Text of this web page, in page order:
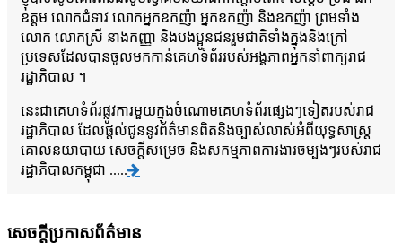
ឧត្តម លោកជំទាវ លោកអ្នកឧកញ៉ា អ្នកឧកញ៉ា និងឧកញ៉ា ព្រមទាំង
លោក លោកស្រី នាងកញ្ញា និងបងប្អូនជនរួមជាតិទាំងក្នុងនិងក្រៅ
ប្រទេសដែលបានចូលមកកាន់គេហទំព័ររបស់អង្គភាពអ្នកនាំពាក្យរាជ
រដ្ឋាភិបាល ។
នេះជាគេហទំព័រផ្លូវការមួយក្នុងចំណោមគេហទំព័រផ្សេងៗទៀតរបស់រាជ
រដ្ឋាភិបាល ដែលផ្តល់ជូននូវព័ត៌មានពិតនិងច្បាស់លាស់អំពីយុទ្ធសាស្រ្ត
គោលនយាបាយ សេចក្តីសម្រេច និងសកម្មភាពការងារចម្បងៗរបស់រាជ
រដ្ឋាភិបាលកម្ពុជា .....
សេចក្តីប្រកាសព័ត៌មាន